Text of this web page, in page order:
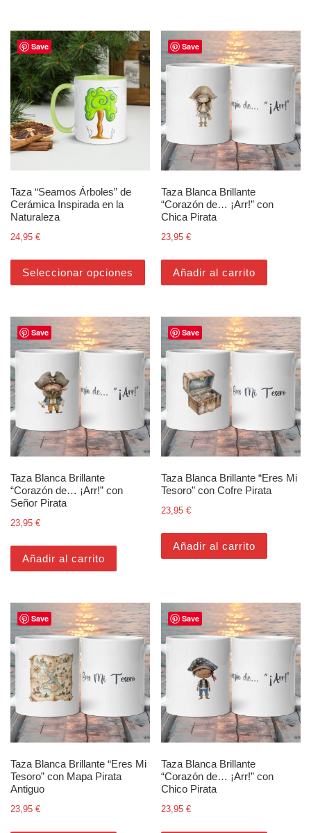
Save
Taza “Seamos Árboles” de
Cerámica Inspirada en la
Naturaleza
24,95 €
Seleccionar opciones
Save
Taza Blanca Brillante
“Corazón de… ¡Arr!” con
Chica Pirata
23,95€
Añadir al carrito
Save
Taza Blanca Brillante
“Corazón de… ¡Arr!” con
Señor Pirata
23,95 €
Añadir al carrito
Save
Taza Blanca Brillante “Eres Mi
Tesoro” con Cofre Pirata
23,95€
Añadir al carrito
Save
Taza Blanca Brillante “Eres Mi
Tesoro” con Mapa Pirata
Antiguo
23,95 €
Save
Taza Blanca Brillante
“Corazón de… ¡Arr!” con
Chico Pirata
23,95€